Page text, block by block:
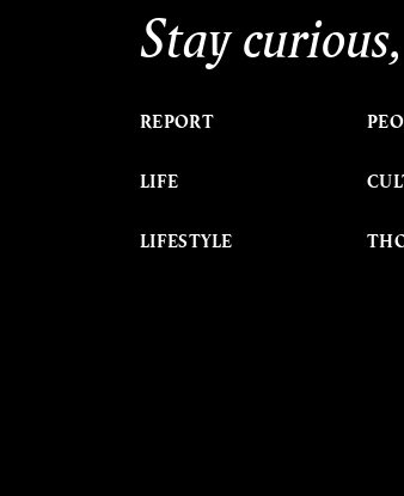
Stay
REPORT
LIFE
LIFESTYLE